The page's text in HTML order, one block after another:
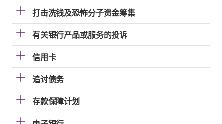
打击洗钱及恐怖分子资金筹集
有关银行产品或服务的投诉
信用卡
追讨债务
存款保障计划